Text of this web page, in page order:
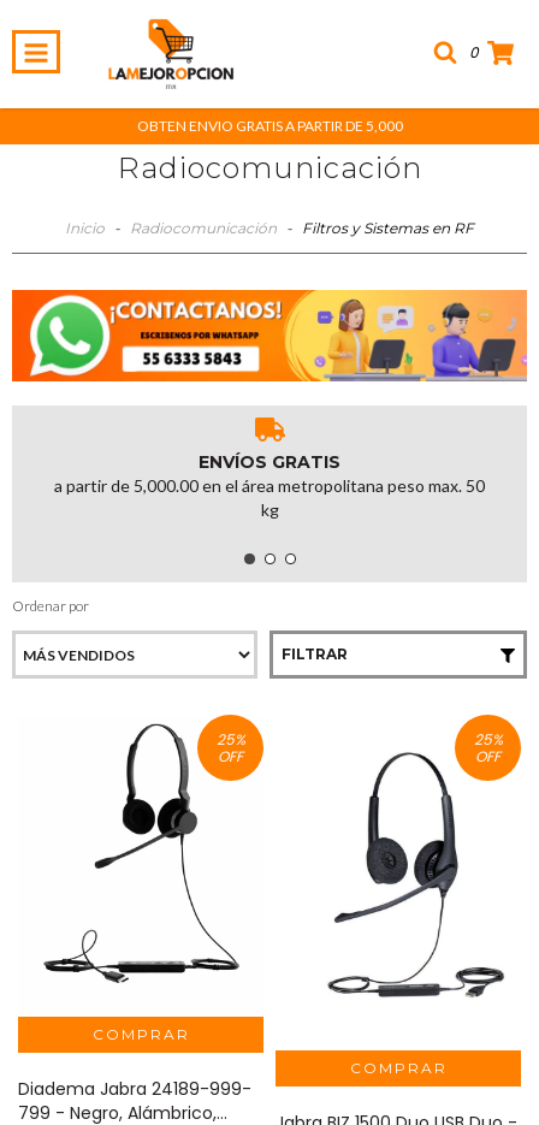
0
OBTEN ENVIO GRATIS A PARTIR DE 5,000
Radiocomunicación
Inicio - Radiocomunicación - Filtros y Sistemas en RF
ENVÍOS GRATIS
a partir de 5,000.00 en el área metropolitana peso max. 50
kg
Ordenar por
FILTRAR
25%
OFF
Diadema Jabra 24189-999-
799 - Negro, Alámbrico,
25%
OFF